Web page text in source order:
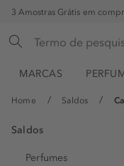
3 Amostras Grátis em
MARCAS
Home Saldos
Saldos
Perfumes